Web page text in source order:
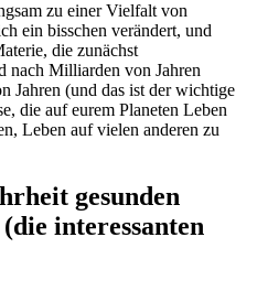
zu einer Vielfalt von
ein bisschen verändert, und
die zunächst
nach Milliarden von Jahren
Jahren (und das ist der wichtige
die auf eurem Planeten Leben
Leben auf vielen anderen zu
gesunden
interessanten